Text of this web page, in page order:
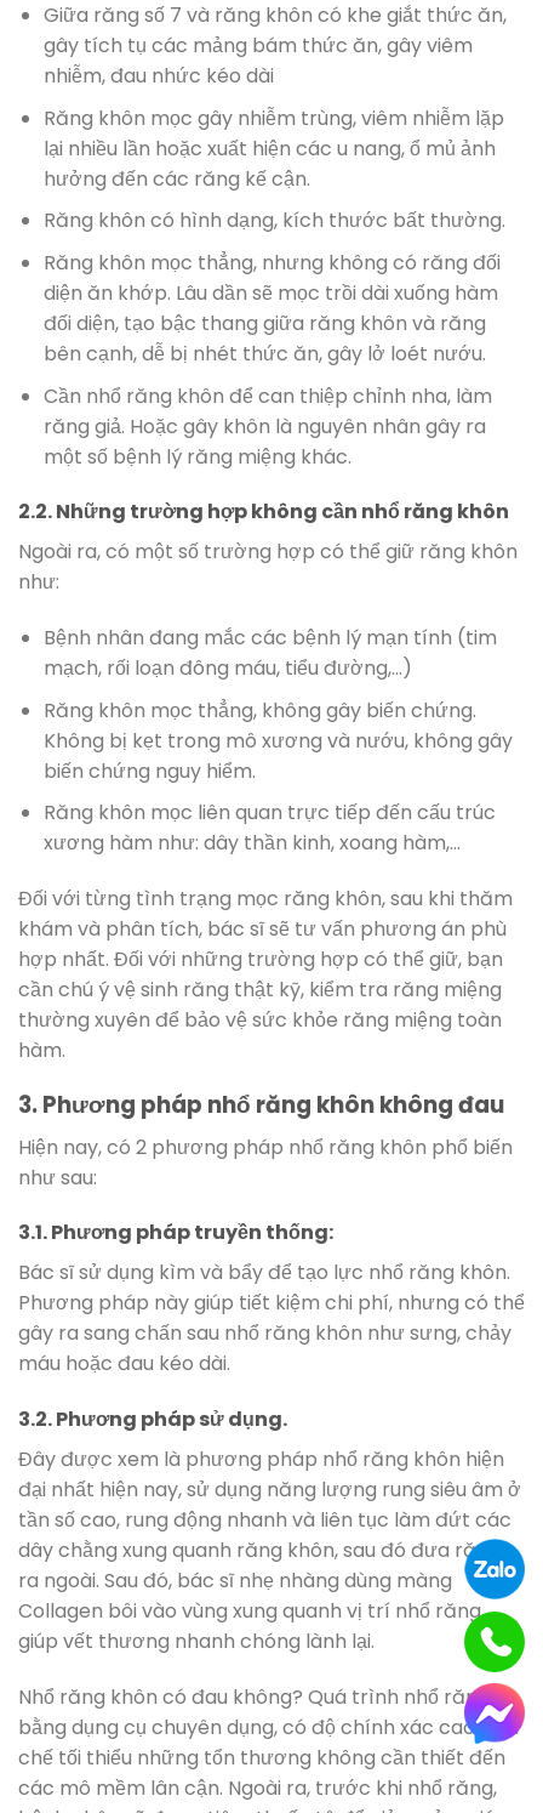
Giữa răng số 7 và răng khôn có khe giắt thức ăn,
gây tích tụ các mảng bám thức ăn, gây viêm
nhiễm, đau nhức kéo dài
Răng khôn mọc gây nhiễm trùng, viêm nhiễm lặp
lại nhiều lần hoặc xuất hiện các u nang, ổ mủ ảnh
hưởng đến các răng kế cận.
Răng khôn có hình dạng, kích thước bất thường.
Răng khôn mọc thẳng, nhưng không có răng đối
diện ăn khớp. Lâu dần sẽ mọc trồi dài xuống hàm
đối diện, tạo bậc thang giữa răng khôn và răng
bên cạnh, dễ bị nhét thức ăn, gây lở loét nướu.
Cần nhổ răng khôn để can thiệp chỉnh nha, làm
răng giả. Hoặc gây khôn là nguyên nhân gây ra
một số bệnh lý răng miệng khác.
2.2. Những trường hợp không cần nhổ răng khôn
Ngoài ra, có một số trường hợp có thể giữ răng khôn
như:
Bệnh nhân đang mắc các bệnh lý mạn tính (tim
mạch, rối loạn đông máu, tiểu đường,…)
Răng khôn mọc thẳng, không gây biến chứng.
Không bị kẹt trong mô xương và nướu, không gây
biến chứng nguy hiểm.
Răng khôn mọc liên quan trực tiếp đến cấu trúc
xương hàm như: dây thần kinh, xoang hàm,…
Đối với từng tình trạng mọc răng khôn, sau khi thăm
khám và phân tích, bác sĩ sẽ tư vấn phương án phù
hợp nhất. Đối với những trường hợp có thể giữ, bạn
cần chú ý vệ sinh răng thật kỹ, kiểm tra răng miệng
thường xuyên để bảo vệ sức khỏe răng miệng toàn
hàm.
3. Phương pháp nhổ răng khôn không đau
Hiện nay, có 2 phương pháp nhổ răng khôn phổ biến
như sau:
3.1. Phương pháp truyền thống:
Bác sĩ sử dụng kìm và bẩy để tạo lực nhổ răng khôn.
Phương pháp này giúp tiết kiệm chi phí, nhưng có thể
gây ra sang chấn sau nhổ răng khôn như sưng, chảy
máu hoặc đau kéo dài.
3.2. Phương pháp sử dụng.
Đây được xem là phương pháp nhổ răng khôn hiện
đại nhất hiện nay, sử dụng năng lượng rung siêu âm ở
tần số cao, rung động nhanh và liên tục làm đứt các
dây chằng xung quanh răng khôn, sau đó đưa răng
ra ngoài. Sau đó, bác sĩ nhẹ nhàng dùng màng
Collagen bôi vào vùng xung quanh vị trí nhổ răng
giúp vết thương nhanh chóng lành lại.
Nhổ răng khôn có đau không? Quá trình nhổ răng
bằng dụng cụ chuyên dụng, có độ chính xác cao, hạn
chế tối thiểu những tổn thương không cần thiết đến
các mô mềm lân cận. Ngoài ra, trước khi nhổ răng,